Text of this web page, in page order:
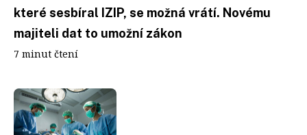
které sesbíral IZIP, se možná vrátí. Novému
majiteli dat to umožní zákon
7 minut čtení